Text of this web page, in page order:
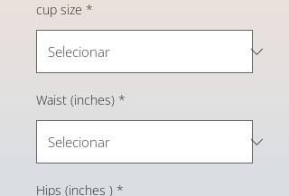
cup size *
Waist (inches) *
Hips (inches ) *